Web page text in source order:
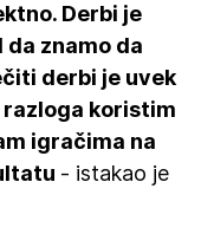
Derbi je
znamo da
derbi je uvek
koristim
igračima na
- istakao je